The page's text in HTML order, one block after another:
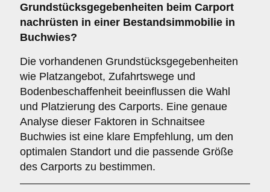
Grundstücksgegebenheiten beim Carport
nachrüsten in einer Bestandsimmobilie in
Buchwies?
Die vorhandenen Grundstücksgegebenheiten
wie Platzangebot, Zufahrtswege und
Bodenbeschaffenheit beeinflussen die Wahl
und Platzierung des Carports. Eine genaue
Analyse dieser Faktoren in Schnaitsee
Buchwies ist eine klare Empfehlung, um den
optimalen Standort und die passende Größe
des Carports zu bestimmen.